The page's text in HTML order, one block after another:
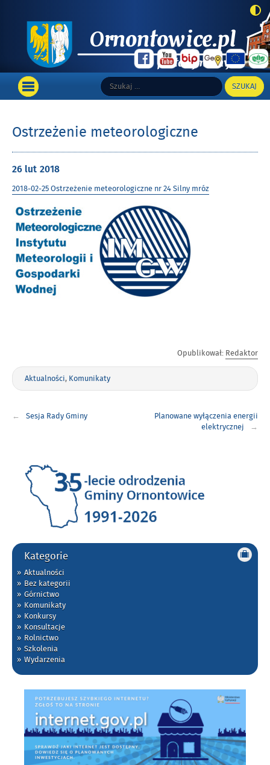
Portal informacyjny Gminy Ornontowice
Wyszukiwarka
Szukaj:
Top
MainOTWÓRZ
MENU
Ostrzeżenie meteorologiczne
Opublikowano
dniu
26 lut 2018
2018-02-25 Ostrzeżenie meteorologiczne nr 24 Silny mróz
Opublikował: Redaktor
Aktualności, Komunikaty
wpisu
Sesja Rady Gminy
Planowane wyłączenia energii
elektrycznej
Kategorie
Aktualności
Bez kategorii
Górnictwo
Komunikaty
Konkursy
Konsultacje
Rolnictwo
Szkolenia
Wydarzenia